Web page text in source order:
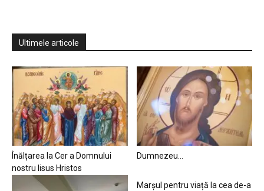
Ultimele articole
Înălțarea la Cer a Domnului
nostru Iisus Hristos
Dumnezeu…
Marșul pentru viață la cea de-a